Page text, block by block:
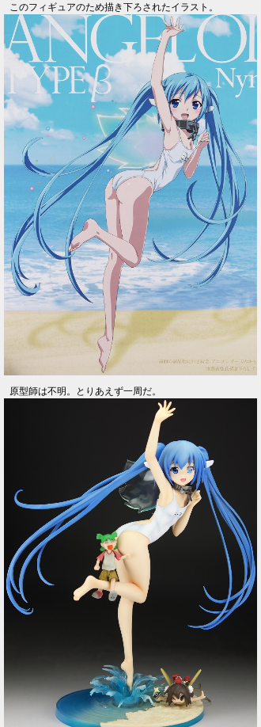
このフィギュアのため描き下ろされたイラスト。
原型師は不明。とりあえず一周だ。